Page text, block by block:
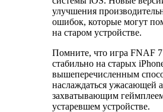
улучшения
ошибок, которые могут
на старом устройстве.
Помните, что игра FNAF
стабильно на старых
вышеперечисленным
наслаждаться ужасающей
захватывающим
устаревшем устройстве.